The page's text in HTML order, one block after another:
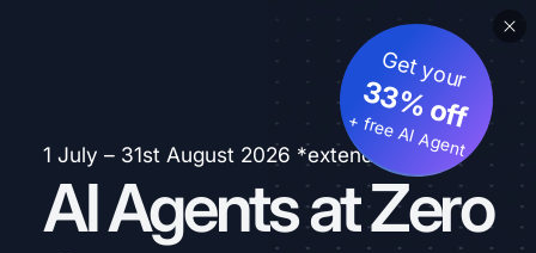
1 July – 31st August 2026 *extended
AI Agents at Zero
Get your
33% off
+ free AI Agent